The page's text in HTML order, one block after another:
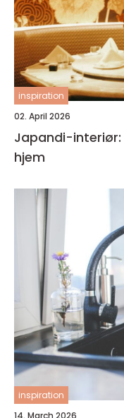
inspiration
02. April 2026
Japandi-interiør:
hjem
inspiration
14. March 2026